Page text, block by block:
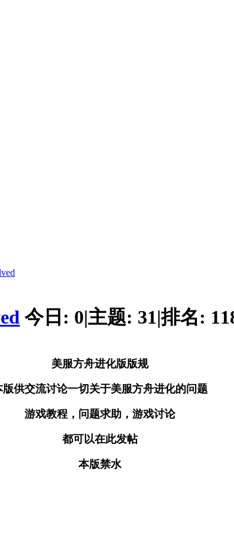
今日: 0|主题: 31|排名:
美服方舟进化版版规
版供交流讨论一切关于美服方舟进化的问题
游戏教程，问题求助，游戏讨论
都可以在此发帖
本版禁水